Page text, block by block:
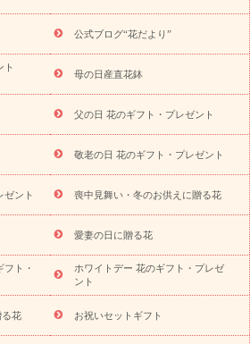
当日配達特急便 お祝い商品一覧
退院祝い・快気祝い
ペットのお祝いフラワー
お供え・お悔やみの花
四十九日法要以
ー
ペットのお供えフラワー
お盆（新
祝い返し お見舞い
お取り寄せギフト
観葉植物 ミディ胡蝶蘭
プリザーブ
ら探す アレンジメント 花束
スタ
・お悔やみ 胡蝶蘭 胡蝶蘭・花鉢
ィ胡蝶蘭・お供え
世界初の青色胡蝶蘭
産直多肉植物
プリザーブドフラワー
花とセットギフト
セミオーダー
ナモア-）
花とみどりのeギフト
ラー ピンク イエローオレンジ
レッ
公式ブログ“花だより”
ト
母の日産直花鉢
父の日 花のギフト・プレゼント
敬老の日 花のギフト・プレゼント
ゼント 喪中見舞い・冬のお供えに贈る花
愛妻の日に贈る花
ト・
ホワイトデー 花のギフト・プレゼ
ント
る花 お祝いセットギフト